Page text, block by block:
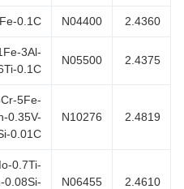
N04400
1Fe-0.1C
N05500
1Fe-3Al-
0.6Ti-0.1C
N10276
16Cr-5Fe-
1Mn-0.35V-
0.08Si-0.01C
N06455
0.7Ti-
1Mn-0.08Si-